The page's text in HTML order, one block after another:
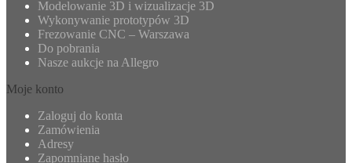
Modelowanie 3D i wizualizacje 3D
Wykonywanie prototypów 3D
Frezowanie CNC – Warszawa
Do pobrania
Nasze aukcje na Allegro
Moje konto
Zaloguj do konta
Zamówienia
Adresy
Zapomniane hasło